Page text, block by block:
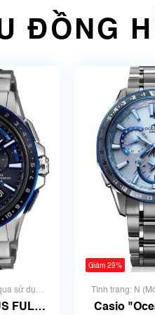
ĐỒNG
sử dụng
xước)
FULL
Giảm 29%
Tình trạng: N
sử
Casio